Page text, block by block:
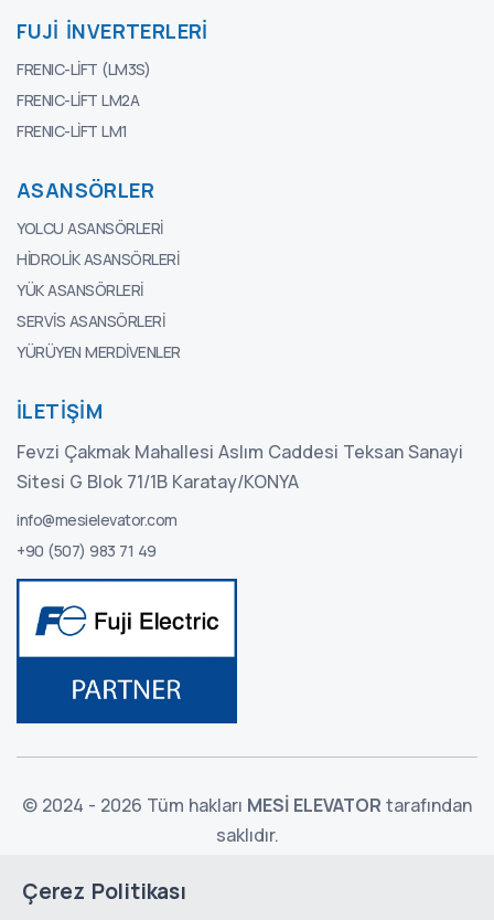
FUJI İNVERTERLERI
FRENIC-LIFT (LM3S)
FRENIC-LIFT LM2A
FRENIC-LIFT LM1
ASANSÖRLER
YOLCU ASANSÖRLERI
HIDROLIK ASANSÖRLERI
YÜK ASANSÖRLERI
SERVIS ASANSÖRLERI
YÜRÜYEN MERDIVENLER
İLETIŞIM
Fevzi Çakmak Mahallesi Aslım Caddesi Teksan Sanayi
Sitesi G Blok 71/1B Karatay/KONYA
info@mesielevator.com
+90 (507) 983 71 49
© 2024 - 2026 Tüm hakları MESİ ELEVATOR tarafından
saklıdır.
Çerez Politikası